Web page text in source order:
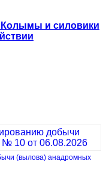
и силовики
(вылова) анадромных